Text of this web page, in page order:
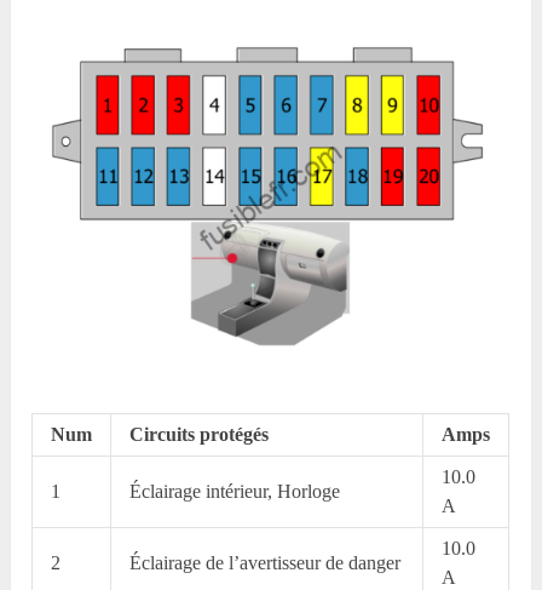
Num Circuits protégés Amps
1 Éclairage intérieur, Horloge
10.0
A
2 Éclairage de l’avertisseur de danger
10.0
A